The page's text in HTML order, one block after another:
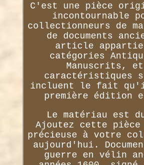
C'est une pièce
incontournable
collectionneurs de
de documents
article
catégories
Manuscrits,
caractéristiques
incluent le fait
première édition
Le matériau est
Ajoutez cette pièce
précieuse à votre
aujourd'hui.
guerre en vélin